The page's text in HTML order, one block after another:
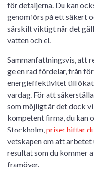
för detaljerna. Du kan
genomförs på ett säkert
särskilt viktigt när det
vatten och el.
Sammanfattningsvis, att
ge en rad fördelar, från
energieffektivitet till ökat
vardag. För att
som möjligt är det dock
kompetent firma, du kan
Stockholm,priser hittar
vetskapen om att
resultat som du kommer
framöver.